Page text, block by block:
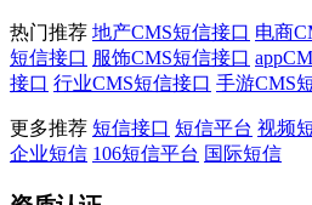
热门推荐 地产CMS短信接口 电商
短信接口 服饰CMS短信接口
接口 行业CMS短信接口 手游CMS
更多推荐 短信接口 短信平台 视频
企业短信 106短信平台 国际短信